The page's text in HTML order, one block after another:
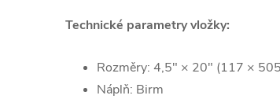
Technické parametry vložky:
Rozměry: 4,5" × 20" (117 ×
Náplň: Birm